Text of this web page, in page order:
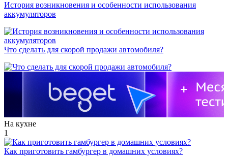
История возникновения и особенности использования
аккумуляторов
Что сделать для скорой продажи автомобиля?
На кухне
1
Как приготовить гамбургер в домашних условиях?